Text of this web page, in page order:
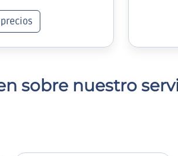
sobre nuestro